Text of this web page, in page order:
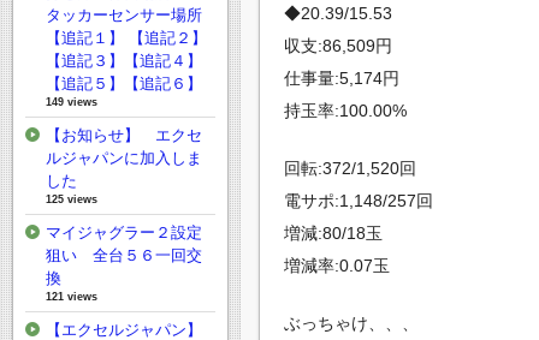
◆20.39/15.53
収支:86,509円
仕事量:5,174円
持玉率:100.00%
回転:372/1,520回
電サポ:1,148/257回
増減:80/18玉
増減率:0.07玉
ぶっちゃけ、、、
タッカーセンサー場所
【追記１】 【追記２】
【追記３】【追記４】
【追記５】【追記６】
149 views
【お知らせ】 エクセ
ルジャパンに加入しま
した
125 views
マイジャグラー２設定
狙い 全台５６一回交
換
121 views
【エクセルジャパン】